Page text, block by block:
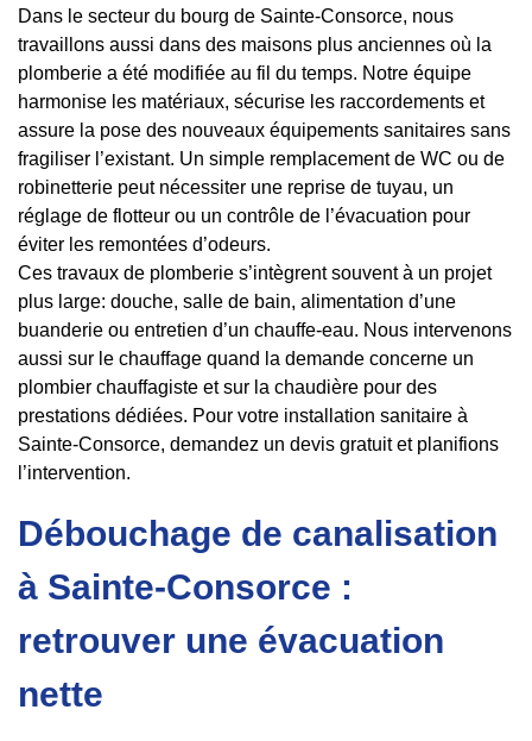
Dans le secteur du bourg de Sainte-Consorce, nous
travaillons aussi dans des maisons plus anciennes où la
plomberie a été modifiée au fil du temps. Notre équipe
harmonise les matériaux, sécurise les raccordements et
assure la pose des nouveaux équipements sanitaires sans
fragiliser l’existant. Un simple remplacement de WC ou de
robinetterie peut nécessiter une reprise de tuyau, un
réglage de flotteur ou un contrôle de l’évacuation pour
éviter les remontées d’odeurs.
Ces travaux de plomberie s’intègrent souvent à un projet
plus large: douche, salle de bain, alimentation d’une
buanderie ou entretien d’un chauffe-eau. Nous intervenons
aussi sur le chauffage quand la demande concerne un
plombier chauffagiste et sur la chaudière pour des
prestations dédiées. Pour votre installation sanitaire à
Sainte-Consorce, demandez un devis gratuit et planifions
l’intervention.
Débouchage de canalisation
à Sainte-Consorce :
retrouver une évacuation
nette